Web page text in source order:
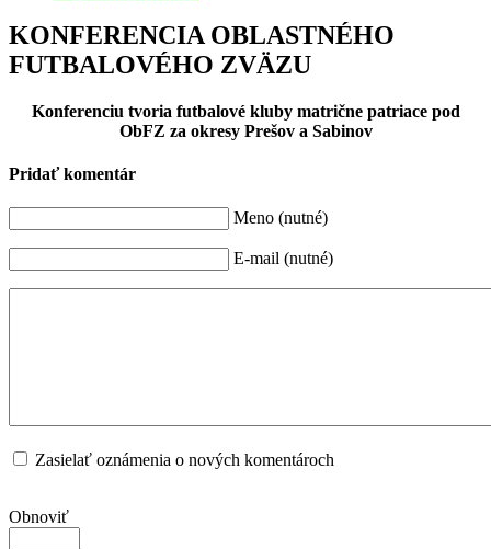
KONFERENCIA OBLASTNÉHO
FUTBALOVÉHO ZVÄZU
Konferenciu tvoria futbalové kluby matrične patriace pod
ObFZ za okresy Prešov a Sabinov
Pridať komentár
Meno (nutné)
E-mail (nutné)
Zasielať oznámenia o nových komentároch
Obnoviť